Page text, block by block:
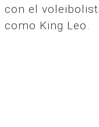
con el
como King Leo.